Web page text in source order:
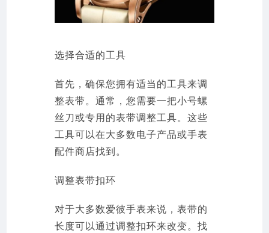
选择合适的工具
首先，确保您拥有适当的工具来调
整表带。通常，您需要一把小号螺
丝刀或专用的表带调整工具。这些
工具可以在大多数电子产品或手表
配件商店找到。
调整表带扣环
对于大多数爱彼手表来说，表带的
长度可以通过调整扣环来改变。找